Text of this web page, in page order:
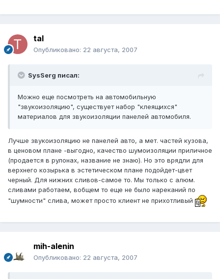
tal
Опубликовано: 22 августа, 2007
SysSerg писал:
Можно еще посмотреть на автомобильную
"звукоизоляцию", существует набор "клеящихся"
материалов для звукоизоляции панелей автомобиля.
Лучше звукоизоляцию не панелей авто, а мет. частей кузова,
в ценовом плане -выгодно, качество шумоизоляции приличное
(продается в рулонах, название не знаю). Но это врядли для
верхнего козырька в эстетическом плане подойдет-цвет
черный. Для нижних сливов-самое то. Мы только с алюм.
сливами работаем, вобщем то еще не было нареканий по
"шумности" слива, может просто клиент не прихотливый
mih-alenin
Опубликовано: 22 августа, 2007